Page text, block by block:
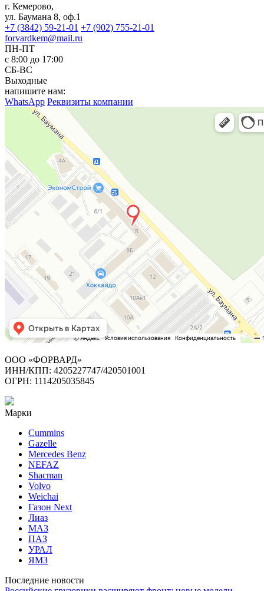
г. Кемерово,
ул. Баумана 8, оф.1
+7 (3842) 59-21-01 +7 (902) 755-21-01
forvardkem@mail.ru
ПН-ПТ
с 8:00 до 17:00
СБ-ВС
Выходные
напишите нам:
WhatsApp Реквизиты компании
ООО «ФОРВАРД»
ИНН/КПП: 4205227747/420501001
ОГРН: 1114205035845
Марки
Cummins
Gazelle
Mercedes Benz
NEFAZ
Shacman
Volvo
Weichai
Газон Next
Лиаз
МАЗ
ПАЗ
УРАЛ
ЯМЗ
Последние новости